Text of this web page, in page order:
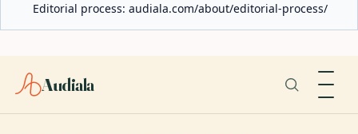
Editorial process: audiala.com/about/editorial-process/
Audiala